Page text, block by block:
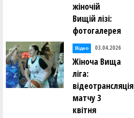
жіночій
Вищій лізі:
фотогалерея
Відео 03.04.2026
Жіноча Вища
ліга:
відеотрансляція
матчу 3
квітня